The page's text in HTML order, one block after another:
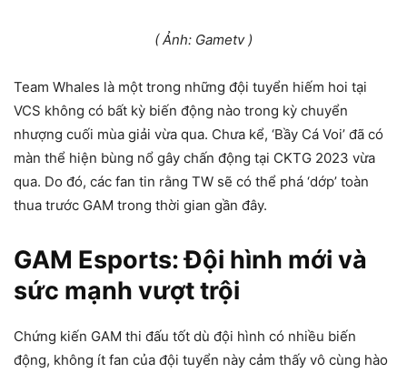
( Ảnh: Gametv )
Team Whales là một trong những đội tuyển hiếm hoi tại
VCS không có bất kỳ biến động nào trong kỳ chuyển
nhượng cuối mùa giải vừa qua. Chưa kể, ‘Bầy Cá Voi’ đã có
màn thể hiện bùng nổ gây chấn động tại CKTG 2023 vừa
qua. Do đó, các fan tin rằng TW sẽ có thể phá ‘dớp’ toàn
thua trước GAM trong thời gian gần đây.
GAM Esports: Đội hình mới và
sức mạnh vượt trội
Chứng kiến GAM thi đấu tốt dù đội hình có nhiều biến
động, không ít fan của đội tuyển này cảm thấy vô cùng hào